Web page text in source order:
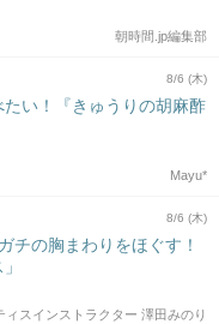
朝時間.jp編集部
8/6 (木)
い！『きゅうりの胡麻酢
Mayu*
8/6 (木)
チの胸まわりをほぐす！
ィスインストラクター 澤田みのり